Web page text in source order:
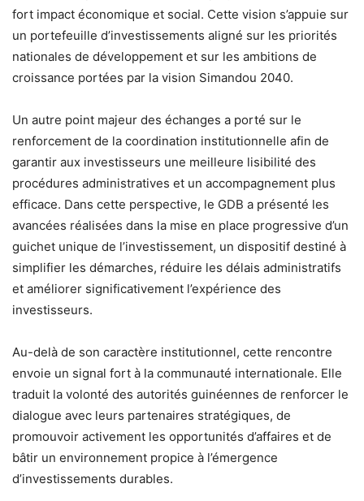
fort impact économique et social. Cette vision s’appuie sur
un portefeuille d’investissements aligné sur les priorités
nationales de développement et sur les ambitions de
croissance portées par la vision Simandou 2040.
Un autre point majeur des échanges a porté sur le
renforcement de la coordination institutionnelle afin de
garantir aux investisseurs une meilleure lisibilité des
procédures administratives et un accompagnement plus
efficace. Dans cette perspective, le GDB a présenté les
avancées réalisées dans la mise en place progressive d’un
guichet unique de l’investissement, un dispositif destiné à
simplifier les démarches, réduire les délais administratifs
et améliorer significativement l’expérience des
investisseurs.
Au-delà de son caractère institutionnel, cette rencontre
envoie un signal fort à la communauté internationale. Elle
traduit la volonté des autorités guinéennes de renforcer le
dialogue avec leurs partenaires stratégiques, de
promouvoir activement les opportunités d’affaires et de
bâtir un environnement propice à l’émergence
d’investissements durables.